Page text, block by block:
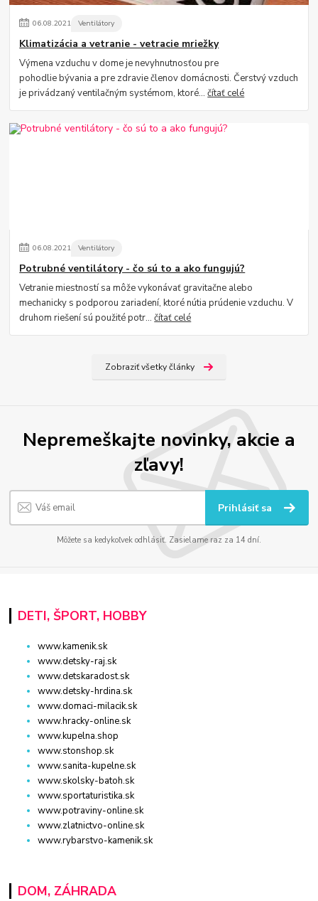
06.08.2021 Ventilátory
Klimatizácia a vetranie - vetracie mriežky
Výmena vzduchu v dome je nevyhnutnosťou pre
pohodlie bývania a pre zdravie členov domácnosti. Čerstvý vzduch
je privádzaný ventilačným systémom, ktoré...čítať celé
06.08.2021 Ventilátory
Potrubné ventilátory - čo sú to a ako fungujú?
Vetranie miestností sa môže vykonávať gravitačne alebo
mechanicky s podporou zariadení, ktoré nútia prúdenie vzduchu. V
druhom riešení sú použité potr...čítať celé
Zobraziť všetky články
Nepremeškajte novinky, akcie a
zľavy!
Prihlásiť sa
Môžete sa kedykoľvek odhlásiť. Zasielame raz za 14 dní.
DETI, ŠPORT, HOBBY
www.kamenik.sk
www.detsky-raj.sk
www.detskaradost.sk
www.detsky-hrdina.sk
www.domaci-milacik.sk
www.hracky-online.sk
www.kupelna.shop
www.stonshop.sk
www.sanita-kupelne.sk
www.skolsky-batoh.sk
www.sportaturistika.sk
www.potraviny-online.sk
www.zlatnictvo-online.sk
www.rybarstvo-kamenik.sk
DOM, ZÁHRADA